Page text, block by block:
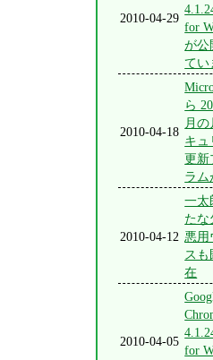
2010-04-29
for
が公
てい
2010-04-18
ら
月の
キュ
更新
ラム
2010-04-12
一太
たな
悪用
スも
在
2010-04-05
for